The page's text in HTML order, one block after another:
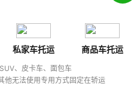
私家车托运 商品车托运
、皮卡车、面包车
他无法使用专用方式固定在轿运